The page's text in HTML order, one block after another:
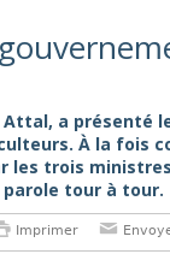
a présenté
À la fois
les trois
tour à tour.
Imprimer